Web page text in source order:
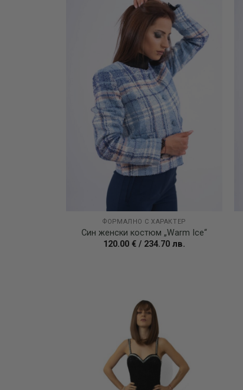
ФОРМАЛНО С ХАРАКТЕР
Син женски костюм „Warm Ice“
120.00 € / 234.70 лв.